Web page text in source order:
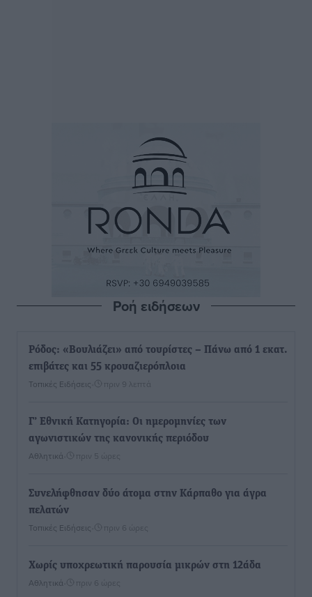
Ροή ειδήσεων
Ρόδος: «Βουλιάζει» από τουρίστες – Πάνω από 1 εκατ.
επιβάτες και 55 κρουαζιερόπλοια
Τοπικές Ειδήσεις πριν 9 λεπτά
Γ’ Εθνική Κατηγορία: Οι ημερομηνίες των
αγωνιστικών της κανονικής περιόδου
Αθλητικά πριν 5 ώρες
Συνελήφθησαν δύο άτομα στην Κάρπαθο για άγρα
πελατών
Τοπικές Ειδήσεις πριν 6 ώρες
Χωρίς υποχρεωτική παρουσία μικρών στη 12άδα
Αθλητικά πριν 6 ώρες